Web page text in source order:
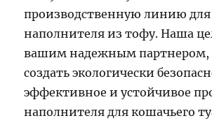
производственную линию для
наполнителя из тофу. Наша
вашим надежным партнером,
создать экологически
эффективное и устойчивое
наполнителя для кошачьего